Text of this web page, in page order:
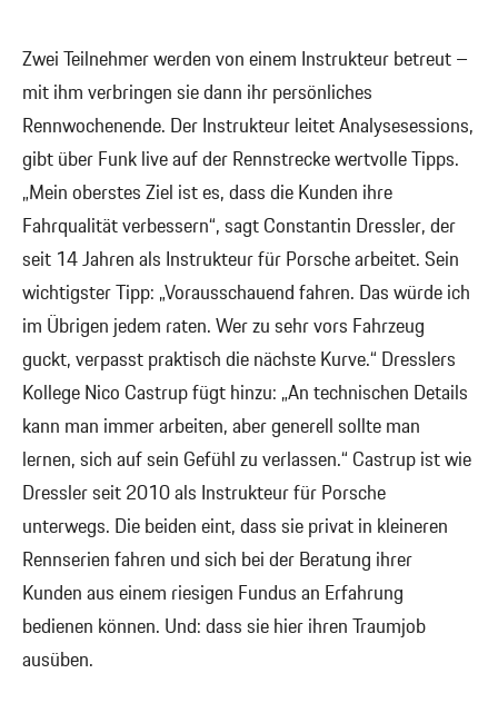
Zwei Teilnehmer werden von einem Instrukteur betreut –
mit ihm verbringen sie dann ihr persönliches
Rennwochenende. Der Instrukteur leitet Analysesessions,
gibt über Funk live auf der Rennstrecke wertvolle Tipps.
„Mein oberstes Ziel ist es, dass die Kunden ihre
Fahrqualität verbessern“, sagt Constantin Dressler, der
seit 14 Jahren als Instrukteur für Porsche arbeitet. Sein
wichtigster Tipp: „Vorausschauend fahren. Das würde ich
im Übrigen jedem raten. Wer zu sehr vors Fahrzeug
guckt, verpasst praktisch die nächste Kurve.“ Dresslers
Kollege Nico Castrup fügt hinzu: „An technischen Details
kann man immer arbeiten, aber generell sollte man
lernen, sich auf sein Gefühl zu verlassen.“ Castrup ist wie
Dressler seit 2010 als Instrukteur für Porsche
unterwegs. Die beiden eint, dass sie privat in kleineren
Rennserien fahren und sich bei der Beratung ihrer
Kunden aus einem riesigen Fundus an Erfahrung
bedienen können. Und: dass sie hier ihren Traumjob
ausüben.